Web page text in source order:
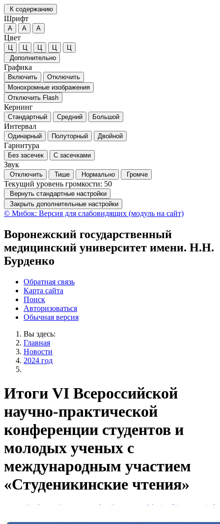
К содержанию
Шрифт
А А А
Цвет
Ц Ц Ц Ц
Ц
Дополнительно
Графика
Включить
Отключить
Монохромные изображения
Отключить Flash
Кернинг
Стандартный Средний Большой
Интервал
Одинарный Полуторный Двойной
Гарнитура
Без засечек С засечками
Звук
Отключить Тише Нормально Громче
Текущий уровень громкости: 50
Вернуть стандартные настройки
Закрыть дополнительные настройки
© Мибок: Версия для слабовидящих (модуль на сайт)
Воронежский государственный
медицинский университет имени. Н.Н.
Бурденко
Обратная связь
Карта сайта
Поиск
Авторизоваться
Обычная версия
Вы здесь:
Главная
Новости
2024 год
Итоги VI Всероссийской
научно-практической
конференции студентов и
молодых ученых с
международным участием
«Студеникинские чтения»